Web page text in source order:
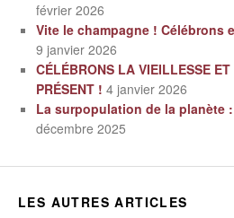
février 2026
Vite le champagne ! Célébrons
9 janvier 2026
CÉLÉBRONS LA VIEILLESSE
PRÉSENT ! 4 janvier 2026
La surpopulation de la planète
décembre 2025
LES AUTRES ARTICLES